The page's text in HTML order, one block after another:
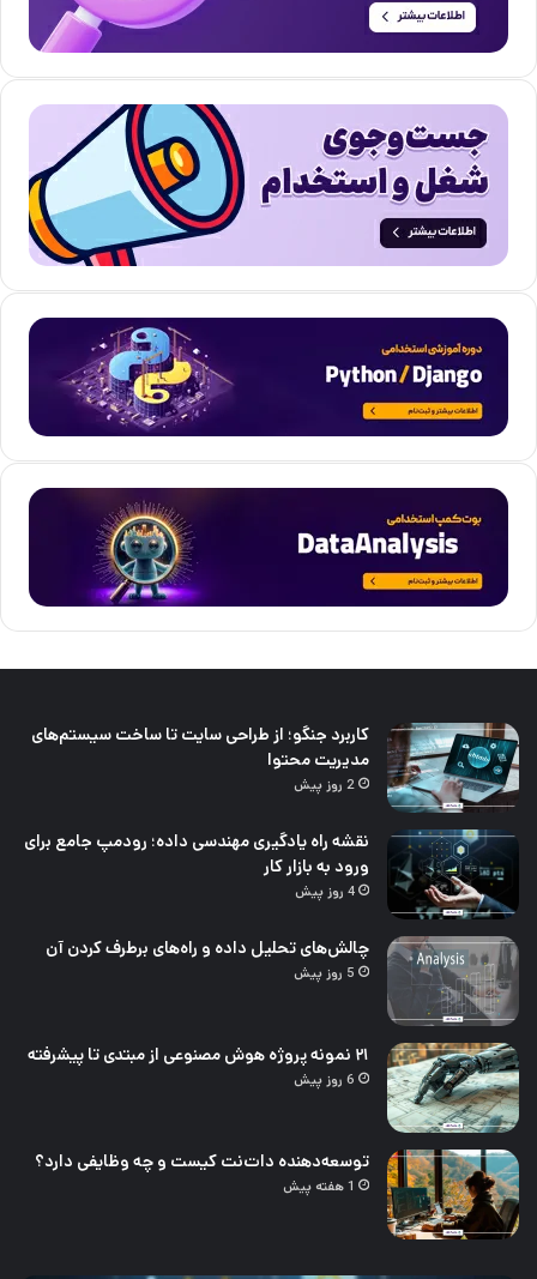
کاربرد جنگو؛ از طراحی سایت تا ساخت سیستم‌های
مدیریت محتوا
2 روز پیش
نقشه راه یادگیری مهندسی داده؛ رودمپ جامع برای
ورود به بازار کار
4 روز پیش
چالش‌های تحلیل داده و راه‌های برطرف کردن آن
5 روز پیش
۲۱ نمونه پروژه هوش مصنوعی از مبتدی تا پیشرفته
6 روز پیش
توسعه‌دهنده دات‌نت کیست و چه وظایفی دارد؟
1 هفته پیش